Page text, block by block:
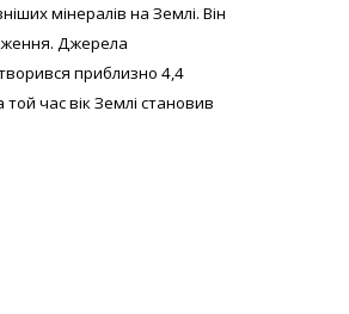
мінералів на Землі. Він
Джерела
приблизно 4,4
час вік Землі становив